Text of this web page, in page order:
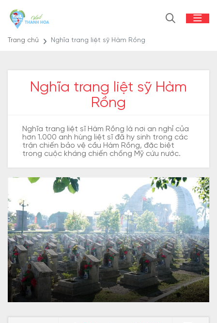
Trang chủ Nghĩa trang liệt sỹ Hàm Rồng
Nghĩa trang liệt sỹ Hàm
Rồng
Nghĩa trang liệt sĩ Hàm Rồng là nơi an nghỉ của
hơn 1.000 anh hùng liệt sĩ đã hy sinh trong các
trận chiến bảo vệ cầu Hàm Rồng, đặc biệt
trong cuộc kháng chiến chống Mỹ cứu nước.